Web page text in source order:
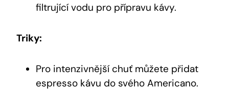
filtrující vodu pro přípravu kávy.
Triky:
Pro intenzivnější chuť můžete přidat
espresso kávu do svého Americano.